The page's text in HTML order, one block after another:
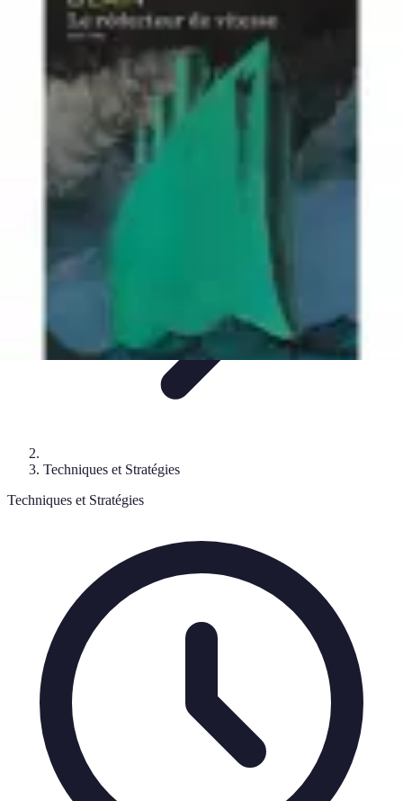
Astuces Rubik Cube
Astuces et TechniquesTechniques de Speedcubing
Techniques et Astuces
Astuces Rubik Cube
Techniques et Stratégies
Techniques et Stratégies